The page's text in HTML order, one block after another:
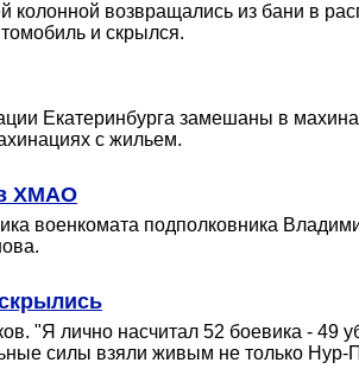
возвращались из бани в
и скрылся.
Екатеринбурга замешаны в
с жильем.
в ХМАО
военкомата подполковника
"Я лично насчитал 52 боевика - 49
силы взяли живым не только